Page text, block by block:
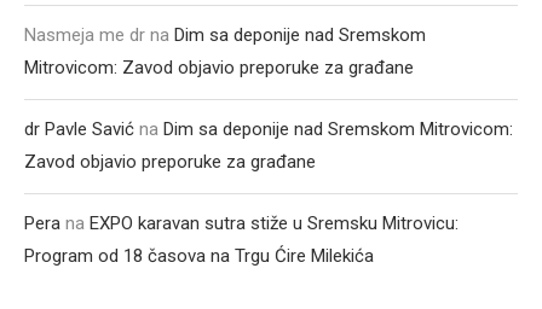
Nasmeja me dr na Dim sa deponije nad Sremskom
Mitrovicom: Zavod objavio preporuke za građane
dr Pavle Savić na Dim sa deponije nad Sremskom Mitrovicom:
Zavod objavio preporuke za građane
Pera na EXPO karavan sutra stiže u Sremsku Mitrovicu:
Program od 18 časova na Trgu Ćire Milekića